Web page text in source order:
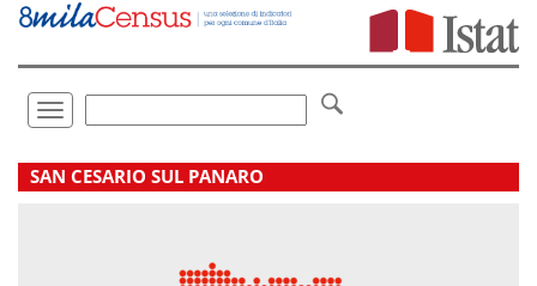
Vai
direttamente
Toggle
navigation
.
SAN CESARIO SUL PANARO